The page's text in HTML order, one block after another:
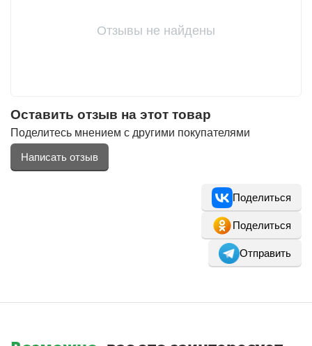
Отзывы не найдены
Оставить отзыв на этот товар
Поделитесь мнением с другими покупателями
Написать отзыв
Поделиться
Поделиться
Отправить